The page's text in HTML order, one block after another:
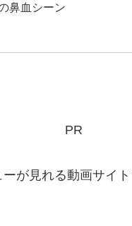
鼻血シーン
PR
ーが見れる動画サイ